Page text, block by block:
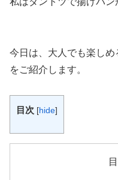
今日は、大人でも楽し
をご紹介します。
目次 [hide]